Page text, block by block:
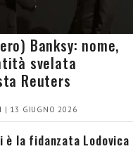
Banksy: nome,
svelata
Reuters
| 13 GIUGNO 2026
è la fidanzata Lodovica